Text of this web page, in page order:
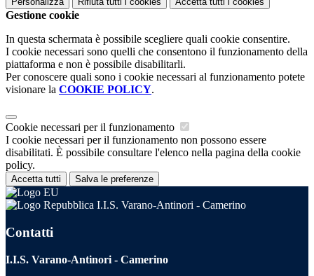
Gestione cookie
In questa schermata è possibile scegliere quali cookie consentire.
I cookie necessari sono quelli che consentono il funzionamento della
piattaforma e non è possibile disabilitarli.
Per conoscere quali sono i cookie necessari al funzionamento potete
visionare la COOKIE POLICY.
Cookie necessari per il funzionamento
I cookie necessari per il funzionamento non possono essere
disabilitati. È possibile consultare l'elenco nella pagina della cookie
policy.
Accetta tutti Salva le preferenze
I.I.S. Varano-Antinori - Camerino
Contatti
I.I.S. Varano-Antinori - Camerino